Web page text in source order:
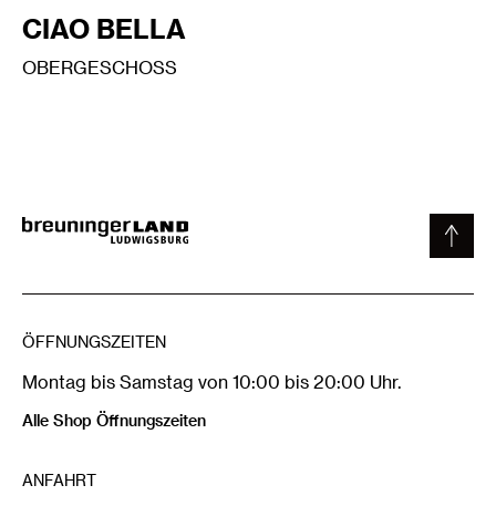
CIAO BELLA
OBERGESCHOSS
ÖFFNUNGSZEITEN
Montag bis Samstag von 10:00 bis 20:00 Uhr.
Alle Shop Öffnungszeiten
ANFAHRT